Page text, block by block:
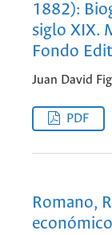
1882):
siglo XIX.
Fondo
Juan David
PDF
Romano,